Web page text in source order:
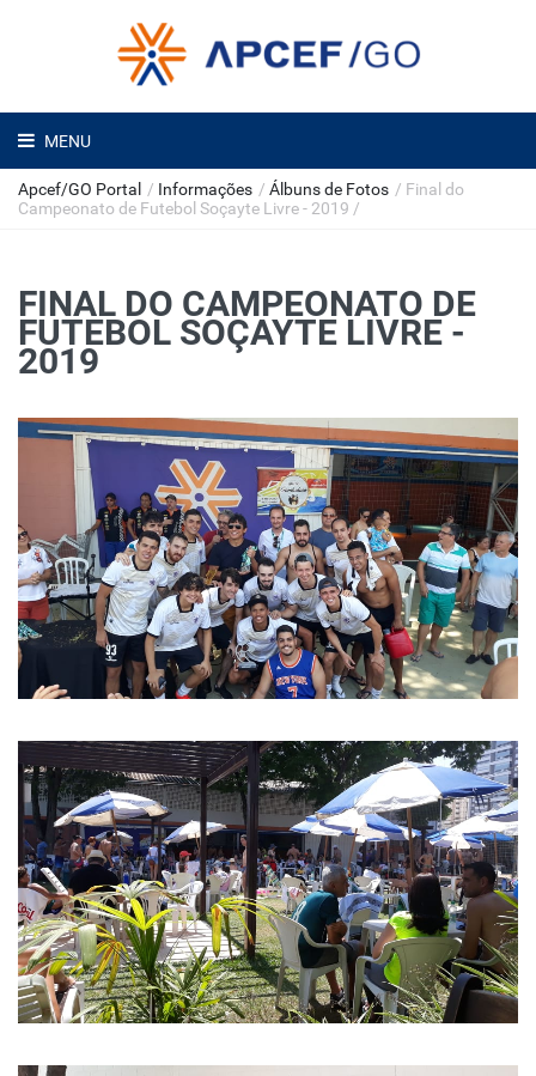
MENU
Apcef/GO Portal / Informações / Álbuns de Fotos / Final do
Campeonato de Futebol Soçayte Livre - 2019 /
FINAL DO CAMPEONATO DE
FUTEBOL SOÇAYTE LIVRE -
2019